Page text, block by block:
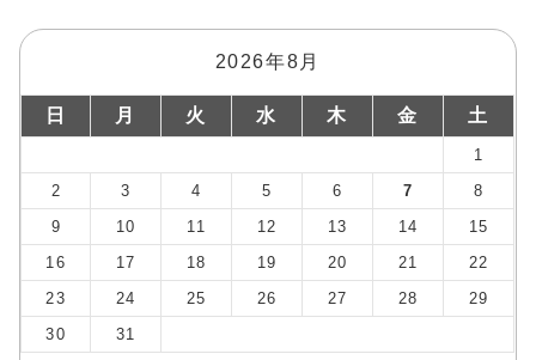
2026年8月
日 月 火 水 木 金 土
1
2
3 4 5 6 7
8
9
10 11 12 13 14
15
16
17 18 19 20 21
22
23
24 25 26 27 28
29
30
31